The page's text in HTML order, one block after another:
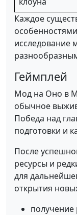
Каждое
исследование
Геймплей
Мод на Оно в
обычное
Победа над
подготовки и
После
ресурсы и
для
открытия
получение